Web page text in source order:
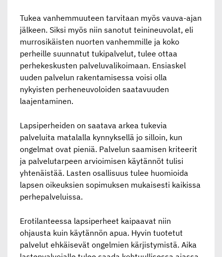
Tukea vanhemmuuteen tarvitaan myös vauva-ajan
jälkeen. Siksi myös niin sanotut teinineuvolat, eli
murrosikäisten nuorten vanhemmille ja koko
perheille suunnatut tukipalvelut, tulee ottaa
perhekeskusten palveluvalikoimaan. Ensiaskel
uuden palvelun rakentamisessa voisi olla
nykyisten perheneuvoloiden saatavuuden
laajentaminen.
Lapsiperheiden on saatava arkea tukevia
palveluita matalalla kynnyksellä jo silloin, kun
ongelmat ovat pieniä. Palvelun saamisen kriteerit
ja palvelutarpeen arvioimisen käytännöt tulisi
yhtenäistää. Lasten osallisuus tulee huomioida
lapsen oikeuksien sopimuksen mukaisesti kaikissa
perhepalveluissa.
Erotilanteessa lapsiperheet kaipaavat niin
ohjausta kuin käytännön apua. Hyvin tuotetut
palvelut ehkäisevät ongelmien kärjistymistä. Aika